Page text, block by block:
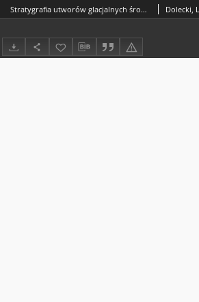
Stratygrafia utworów glacjalnych środkowego i górnego plejstocenu Polski południowo-wschodniej